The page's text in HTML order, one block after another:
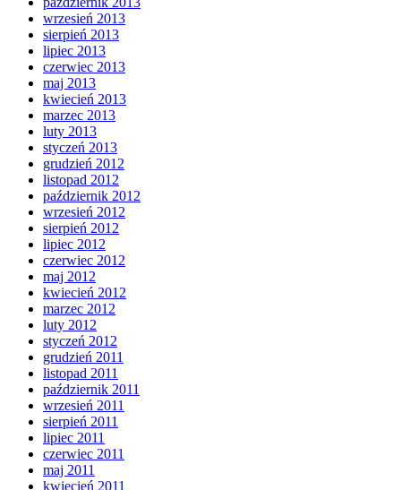
wrzesień 2013
sierpień 2013
lipiec 2013
czerwiec 2013
maj 2013
kwiecień 2013
marzec 2013
luty 2013
styczeń 2013
grudzień 2012
listopad 2012
październik 2012
wrzesień 2012
sierpień 2012
lipiec 2012
czerwiec 2012
maj 2012
kwiecień 2012
marzec 2012
luty 2012
styczeń 2012
grudzień 2011
listopad 2011
październik 2011
wrzesień 2011
sierpień 2011
lipiec 2011
czerwiec 2011
maj 2011
kwiecień 2011